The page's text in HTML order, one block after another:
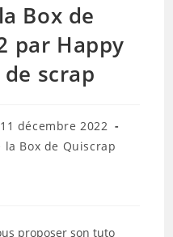
Box de
par Happy
scrap
:
11 décembre 2022
la Box de Quiscrap
proposer son tuto